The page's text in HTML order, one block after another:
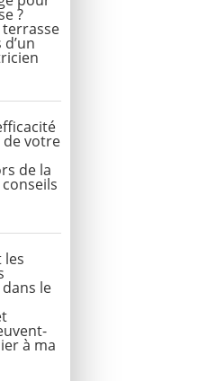
?
terrasse
votre
de la
les
le
à ma